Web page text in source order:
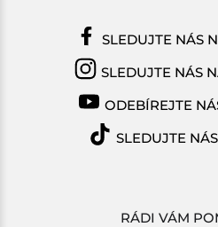
RÁDI VÁM
SLEDUJTE NÁS
SLEDUJTE NÁS
ODEBÍREJTE
SLEDUJTE